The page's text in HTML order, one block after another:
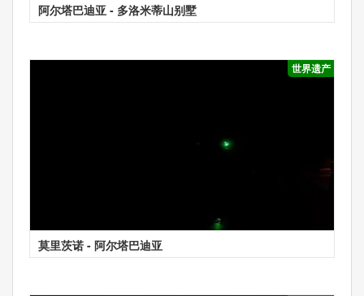
阿尔塔巴迪亚 - 多洛米蒂山别墅
世界遗产
莫里茨诺 - 阿尔塔巴迪亚